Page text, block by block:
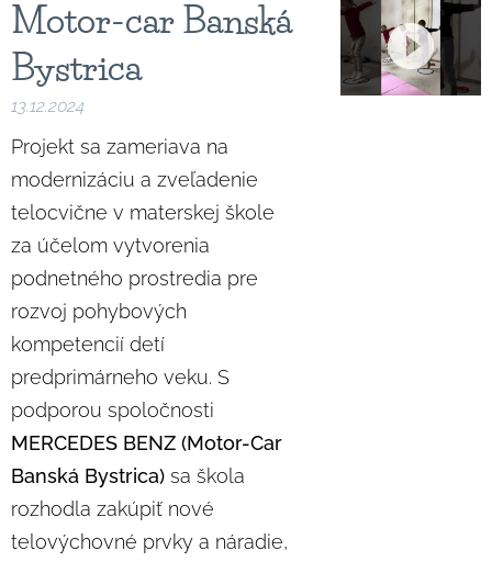
Motor-car Banská
Bystrica
13.12.2024
Projekt sa zameriava na
modernizáciu a zveľadenie
telocvične v materskej škole
za účelom vytvorenia
podnetného prostredia pre
rozvoj pohybových
kompetencií detí
predprimárneho veku. S
podporou spoločnosti
MERCEDES BENZ (Motor-Car
Banská Bystrica) sa škola
rozhodla zakúpiť nové
telovýchovné prvky a náradie,